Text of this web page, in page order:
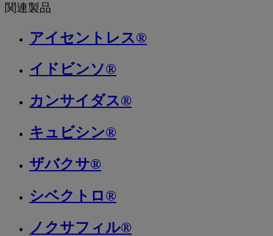
関連製品
アイセントレス®
イドビンソ®
カンサイダス®
キュビシン®
ザバクサ®
シベクトロ®
ノクサフィル®